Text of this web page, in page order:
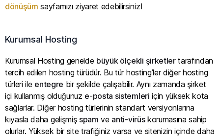
dönüşüm sayfamızı ziyaret edebilirsiniz!
Kurumsal Hosting
Kurumsal Hosting genelde büyük ölçekli şirketlertarafından
tercih edilen hosting türüdür. Bu tür hosting’ler diğer hosting
türleri ile entegre bir şekilde çalışabilir. Aynı zamanda şirket
içi kullanmış olduğunuz e-posta sistemleri için yüksek kota
sağlarlar. Diğer hosting türlerinin standart versiyonlarına
kıyasla daha gelişmiş spam ve anti-virüskorumasına sahip
olurlar. Yüksek bir site trafiğiniz varsa ve sitenizin içinde daha